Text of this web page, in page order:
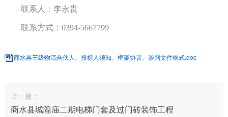
联系人： 李永贵
联系方式： 0394-5667799
商水县三级物流合伙人、投标人须知、框架协议、谈判文件格式.doc
上一篇：
商水县城隍庙二期电梯门套及过门砖装饰工程